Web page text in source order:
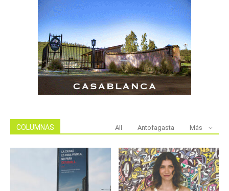
COLUMNAS All Antofagasta Más